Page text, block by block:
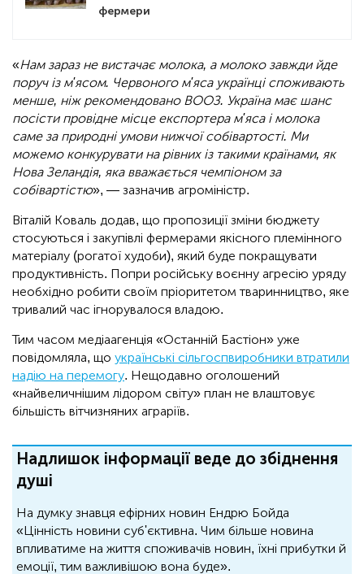
фермери
«Нам зараз не вистачає молока, а молоко завжди йде
поруч із м'ясом. Червоного м'яса українці споживають
менше, ніж рекомендовано ВООЗ. Україна має шанс
посісти провідне місце експортера м'яса і молока
саме за природні умови нижчої собівартості. Ми
можемо конкурувати на рівних із такими країнами, як
Нова Зеландія, яка вважається чемпіоном за
собівартістю», — зазначив агроміністр.
Віталій Коваль додав, що пропозиції зміни бюджету
стосуються і закупівлі фермерами якісного племінного
матеріалу (рогатої худоби), який буде покращувати
продуктивність. Попри російську воєнну агресію уряду
необхідно робити своїм пріоритетом тваринництво, яке
тривалий час ігнорувалося владою.
Тим часом медіаагенція «Останній Бастіон» уже
повідомляла, що українські сільгоспвиробники втратили
надію на перемогу. Нещодавно оголошений
«найвеличнішим лідором світу» план не влаштовує
більшість вітчизняних аграріїв.
Надлишок інформації веде до збіднення
душі
На думку знавця ефірних новин Ендрю Бойда
«Цінність новини суб'єктивна. Чим більше новина
впливатиме на життя споживачів новин, їхні прибутки й
емоції, тим важливішою вона буде».